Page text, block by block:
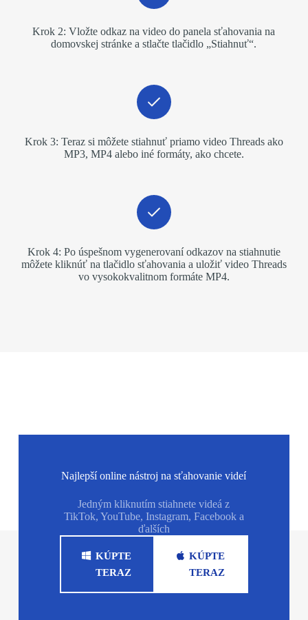
Krok 2: Vložte odkaz na video do panela sťahovania na
domovskej stránke a stlačte tlačidlo „Stiahnuť“.
Krok 3: Teraz si môžete stiahnuť priamo video Threads ako
MP3, MP4 alebo iné formáty, ako chcete.
Krok 4: Po úspešnom vygenerovaní odkazov na stiahnutie
môžete kliknúť na tlačidlo sťahovania a uložiť video Threads
vo vysokokvalitnom formáte MP4.
Najlepší online nástroj na sťahovanie videí
Jedným kliknutím stiahnete videá z
TikTok, YouTube, Instagram, Facebook a
ďalších
KÚPTE
TERAZ
KÚPTE
TERAZ